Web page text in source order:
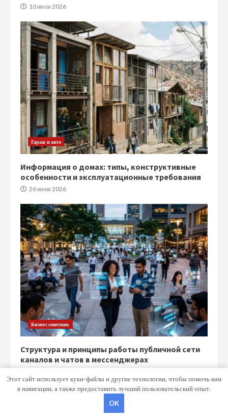
10 июля 2026
Гараж и авто
Информация о домах: типы, конструктивные
особенности и эксплуатационные требования
26 июня 2026
Бизнес советник
Структура и принципы работы публичной сети
каналов и чатов в мессенджерах
Copyright © Все права защищены.
Этот сайт использует куки-файлы и другие технологии, чтобы помочь вам
в навигации, а также предоставить лучший пользовательский опыт.
OK